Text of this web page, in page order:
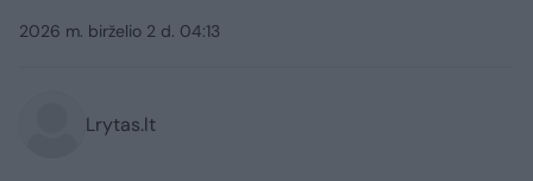
2026 m. birželio 2 d. 04:13
Lrytas.lt